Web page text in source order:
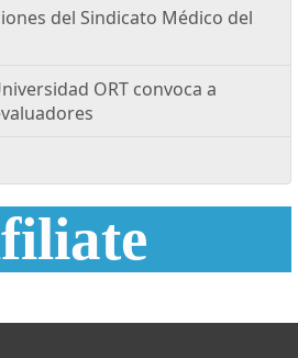
del Sindicato Médico del
ORT convoca a